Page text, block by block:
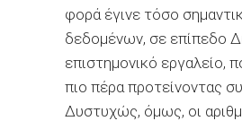
φορά έγινε τόσο
δεδομένων, σε επίπεδο
επιστημονικό
πιο πέρα προτείνοντας
Δυστυχώς, όμως, οι